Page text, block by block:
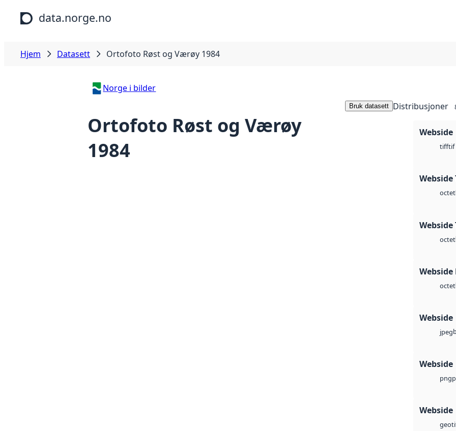
Hopp til hovedinnhold
data.norge.no
Hjem Datasett Ortofoto Røst og Værøy 1984
Norge i bilder
Ortofoto Røst og Værøy
1984
Bruk datasett Distribusjoner
Webside
tifftif
Webside
octet
Webside
octet
Webside
octet
Webside
jpeg
Webside
png
Webside